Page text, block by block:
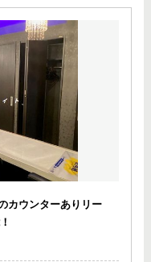
カウンターありリー